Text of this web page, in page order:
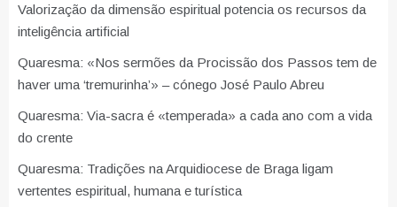
Valorização da dimensão espiritual potencia os recursos da
inteligência artificial
Quaresma: «Nos sermões da Procissão dos Passos tem de
haver uma ‘tremurinha’» – cónego José Paulo Abreu
Quaresma: Via-sacra é «temperada» a cada ano com a vida
do crente
Quaresma: Tradições na Arquidiocese de Braga ligam
vertentes espiritual, humana e turística